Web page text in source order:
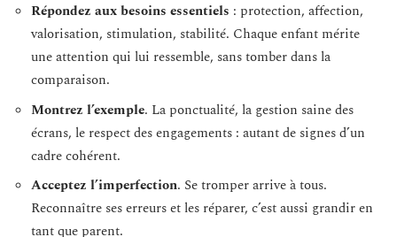
Répondez aux besoins essentiels : protection, affection,
valorisation, stimulation, stabilité. Chaque enfant mérite
une attention qui lui ressemble, sans tomber dans la
comparaison.
Montrez l’exemple. La ponctualité, la gestion saine des
écrans, le respect des engagements : autant de signes d’un
cadre cohérent.
Acceptez l’imperfection. Se tromper arrive à tous.
Reconnaître ses erreurs et les réparer, c’est aussi grandir en
tant que parent.